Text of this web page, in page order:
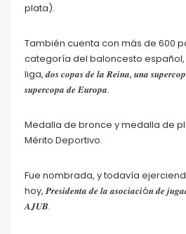
plata).
También cuenta con más de 600
categoría del baloncesto
liga, 𝒅𝒐𝒔 𝒄𝒐𝒑𝒂𝒔 𝒅𝒆 𝒍𝒂 𝑹𝒆𝒊𝒏𝒂, 𝒖𝒏𝒂
𝒔𝒖𝒑𝒆𝒓𝒄𝒐𝒑𝒂 𝒅𝒆 𝑬𝒖𝒓𝒐𝒑𝒂.
Medalla de bronce y medalla de
Mérito Deportivo.
Fue nombrada, y todavía
hoy, 𝑷𝒓𝒆𝒔𝒊𝒅𝒆𝒏𝒕𝒂 𝒅𝒆 𝒍𝒂 𝒂𝒔𝒐𝒄𝒊𝒂𝒄𝒊ó𝒏 𝒅𝒆
𝑨𝑱𝑼𝑩.